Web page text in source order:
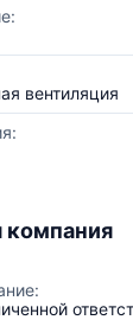
вентиляция